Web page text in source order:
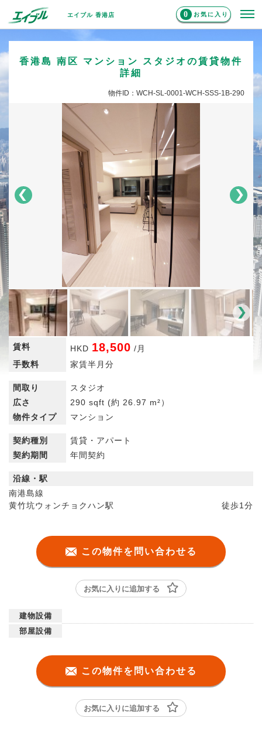
エイブル 香港店 0 お気に入り
香港島 南区 マンション スタジオの賃貸物件
詳細
物件ID：WCH-SL-0001-WCH-SSS-1B-290
賃料 HKD 18,500 / 月
手数料
家賃半月分
間取り
スタジオ
広さ
290 sqft (約 26.97 m²）
物件タイプ
マンション
契約種別
賃貸・アパート
契約期間
年間契約
沿線・駅
南港島線
黄竹坑ウォンチョクハン駅
徒歩1分
この物件を問い合わせる
お気に入りに追加する
建物設備
部屋設備
この物件を問い合わせる
お気に入りに追加する